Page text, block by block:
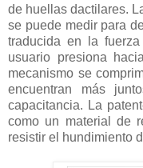
de huellas dactilares.
se puede medir para
traducida en la
usuario presiona
mecanismo se
encuentran más
capacitancia. La
como un material de
resistir el hundimiento